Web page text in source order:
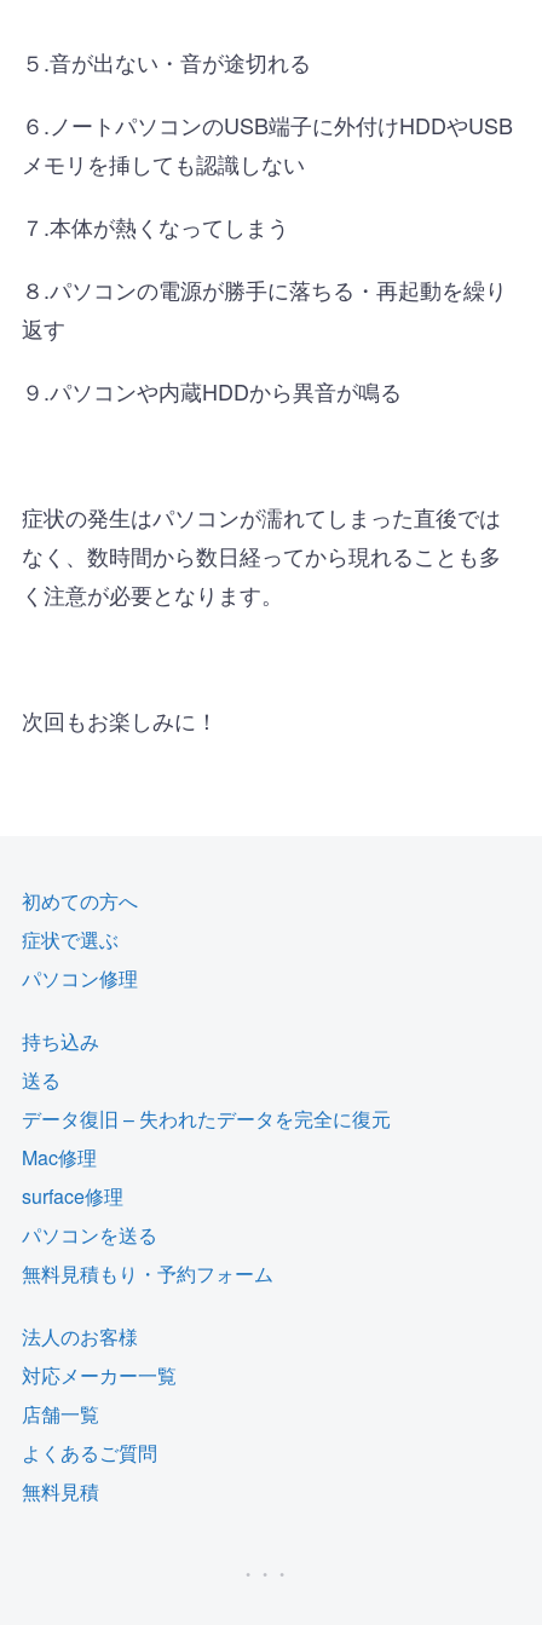
５.音が出ない・音が途切れる
６.ノートパソコンのUSB端子に外付けHDDやUSB
メモリを挿しても認識しない
７.本体が熱くなってしまう
８.パソコンの電源が勝手に落ちる・再起動を繰り
返す
９.パソコンや内蔵HDDから異音が鳴る
症状の発生はパソコンが濡れてしまった直後では
なく、数時間から数日経ってから現れることも多
く注意が必要となります。
次回もお楽しみに！
初めての方へ
症状で選ぶ
パソコン修理
持ち込み
送る
データ復旧 – 失われたデータを完全に復元
Mac修理
surface修理
パソコンを送る
無料見積もり・予約フォーム
法人のお客様
対応メーカー一覧
店舗一覧
よくあるご質問
無料見積